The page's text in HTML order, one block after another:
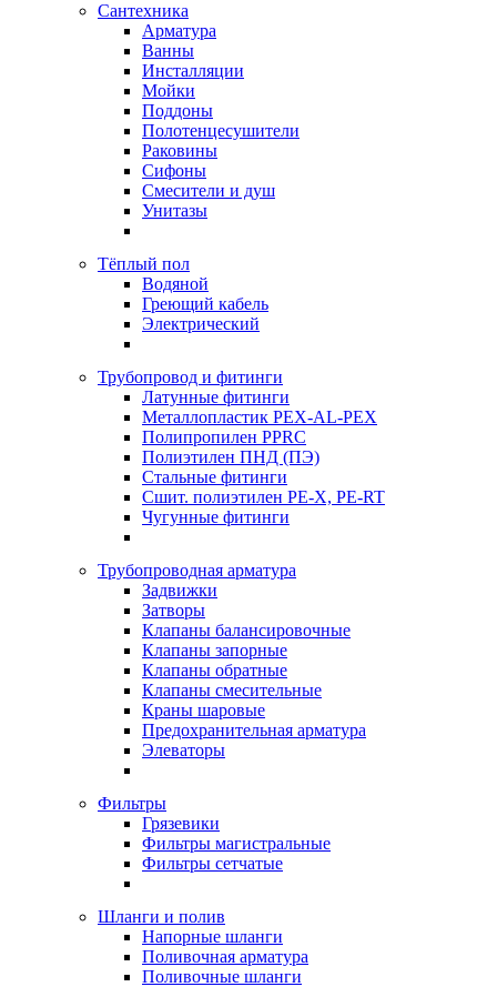
Сантехника
Арматура
Ванны
Инсталляции
Мойки
Поддоны
Полотенцесушители
Раковины
Сифоны
Смесители и душ
Унитазы
Тёплый пол
Водяной
Греющий кабель
Электрический
Трубопровод и фитинги
Латунные фитинги
Металлопластик PEX-AL-PEX
Полипропилен PPRC
Полиэтилен ПНД (ПЭ)
Стальные фитинги
Сшит. полиэтилен PE-X, PE-RT
Чугунные фитинги
Трубопроводная арматура
Задвижки
Затворы
Клапаны балансировочные
Клапаны запорные
Клапаны обратные
Клапаны смесительные
Краны шаровые
Предохранительная арматура
Элеваторы
Фильтры
Грязевики
Фильтры магистральные
Фильтры сетчатые
Шланги и полив
Напорные шланги
Поливочная арматура
Поливочные шланги